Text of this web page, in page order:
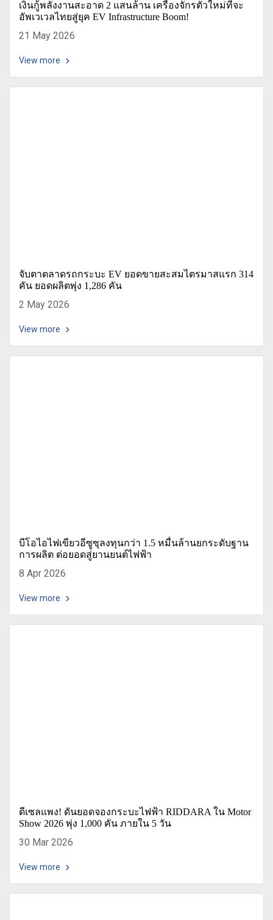
เงินกู้พลังงานสะอาด 2 แสนล้าน เครื่องจักรตัวใหม่ที่จะ
อัพเวเวลไทยสู่ยุค EV Infrastructure Boom!
21 May 2026
View more
จับตาตลาดรถกระบะ EV ยอดขายสะสมไตรมาสแรก 314
คัน ยอดผลิตพุ่ง 1,286 คัน
2 May 2026
View more
บีโอไอไฟเขียวอีซูซุลงทุนกว่า 1.5 หมื่นล้านยกระดับฐาน
การผลิต ต่อยอดสู่ยานยนต์ไฟฟ้า
8 Apr 2026
View more
ดีเซลแพง! ดันยอดจองกระบะไฟฟ้า RIDDARA ใน Motor
Show 2026 พุ่ง 1,000 คัน ภายใน 5 วัน
30 Mar 2026
View more